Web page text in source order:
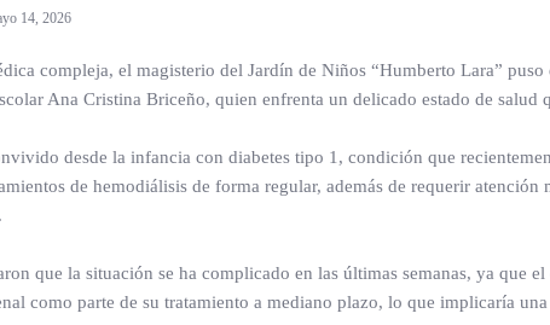
14, 2026
compleja, el magisterio del Jardín de Niños “Humberto Lara” puso
Ana Cristina Briceño, quien enfrenta un delicado estado de
desde la infancia con diabetes tipo 1, condición que
de hemodiálisis de forma regular, además de requerir atención
que la situación se ha complicado en las últimas semanas, ya que
como parte de su tratamiento a mediano plazo, lo que implicaría